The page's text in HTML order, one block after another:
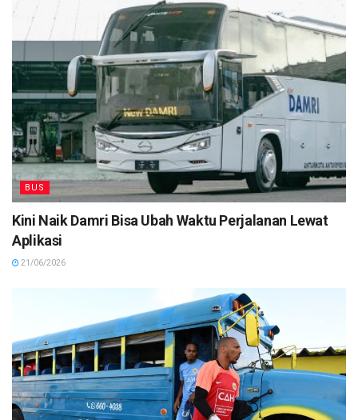
BUS
Kini Naik Damri Bisa Ubah Waktu Perjalanan Lewat
Aplikasi
21/06/2026